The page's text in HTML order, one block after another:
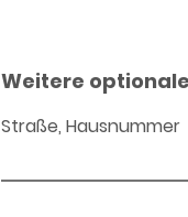
Weitere
Straße, Hausnummer